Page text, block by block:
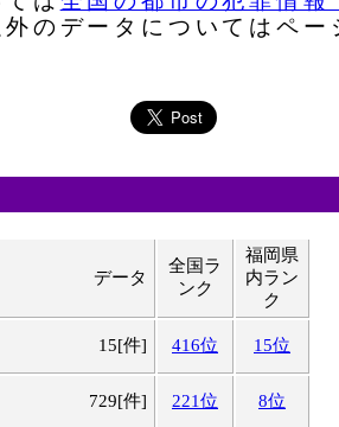
のデータについてはペ
データ
全国ラ
ンク
福岡県
内ラン
ク
15[件] 416位 15位
729[件] 221位 8位